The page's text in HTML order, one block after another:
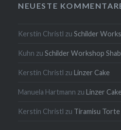
NEUESTE
Kerstin Christl zuSchilder
Kuhn zuSchilder Workshop
Kerstin Christl zuLinzer Cake
Manuela Hartmann zuLinzer Cake
Kerstin Christl zu Tiramisu